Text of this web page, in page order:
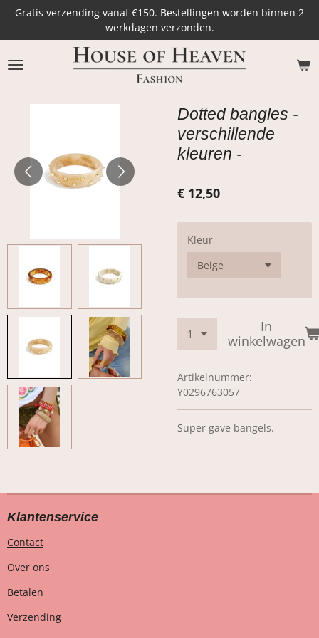
Ga
naar
de
hoofdinhoud
Gratis verzending vanaf €150. Bestellingen worden binnen 2
werkdagen verzonden.
Dotted bangles -
verschillende
kleuren -
€ 12,50
Kleur
In
winkelwagen
Artikelnummer:
Y0296763057
Super gave bangels.
Klantenservice
Contact
Over ons
Betalen
Verzending